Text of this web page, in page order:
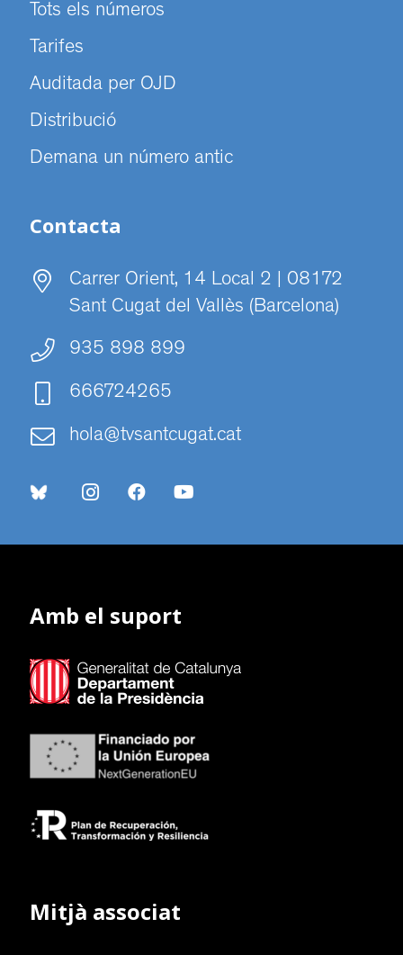
Tots els números
Tarifes
Auditada per OJD
Distribució
Demana un número antic
Contacta
Carrer Orient, 14 Local 2 | 08172
Sant Cugat del Vallès (Barcelona)
935 898 899
666724265
hola@tvsantcugat.cat
Amb el suport
Mitjà associat